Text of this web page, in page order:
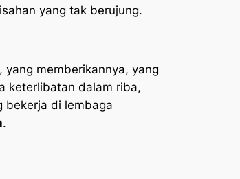
yang tak berujung.
memberikannya, yang
keterlibatan dalam riba,
bekerja di lembaga
.